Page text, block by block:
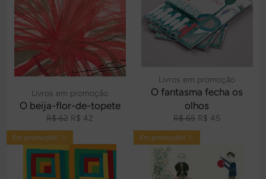
Livros em promoção
O beija-flor-de-topete
Preço
normal
R$ 62 Preço
promocional
R$ 42
Livros em promoção
O fantasma fecha os
olhos
Preço
normal
R$ 65 Preço
promocional
R$ 45
Em promoção! ☆ Em promoção! ☆